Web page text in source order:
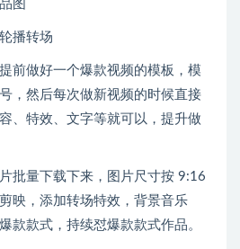
图
播转场
前做好一个爆款视频的模板，模
，然后每次做新视频的时候直接
、特效、文字等就可以，提升做
批量下载下来，图片尺寸按 9:16
映，添加转场特效，背景音乐
款款式，持续怼爆款款式作品。